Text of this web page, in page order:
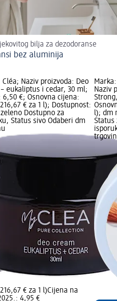
bilja za dezodoranse
bez aluminija
Cléa; Naziv proizvoda: Deo
eukaliptus i cedar, 30 ml;
6,50 €; Osnovna cijena:
€ za 1 l); Dostupnost:
Dostupno za
Status sivo Odaberi dm
€ za 1 l)Cijena na
4,95 €
Naziv
l); dm
Status